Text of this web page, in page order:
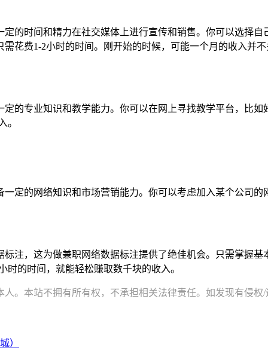
的时间和精力在社交媒体上进行宣传和销售。你可以选择
花费1-2小时的时间。刚开始的时候，可能一个月的收入并
的专业知识和教学能力。你可以在网上寻找教学平台，比
。
定的网络知识和市场营销能力。你可以考虑加入某个公司
注，这为做兼职网络数据标注提供了绝佳机会。只需掌握
的时间，就能轻松赚取数千块的收入。
。本站不拥有所有权，不承担相关法律责任。如发现有侵权/